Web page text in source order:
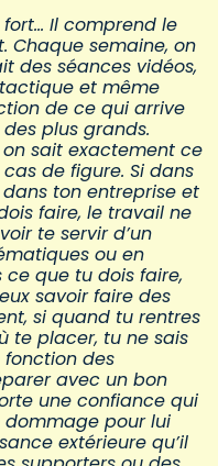
Il comprend le
Chaque semaine, on
des séances vidéos,
et même
de ce qui arrive
plus grands.
sait exactement ce
de figure. Si dans
ton entreprise et
faire, le travail ne
te servir d’un
ou en
que tu dois faire,
savoir faire des
si quand tu rentres
te placer, tu ne sais
des
avec un bon
une confiance qui
pour lui
extérieure qu’il